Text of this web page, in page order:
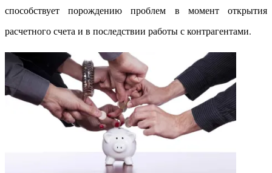
способствует порождению проблем в момент открытия
расчетного счета и в последствии работы с контрагентами.